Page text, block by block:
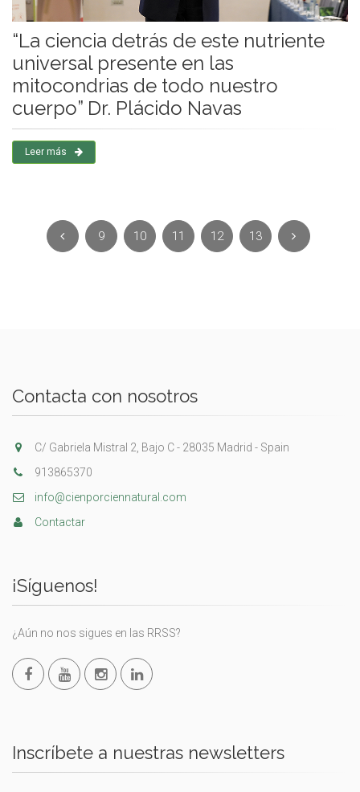
“La ciencia detrás de este nutriente
universal presente en las
mitocondrias de todo nuestro
cuerpo” Dr. Plácido Navas
Leer más
9 10 11 12 13
Contacta con nosotros
C/ Gabriela Mistral 2, Bajo C - 28035 Madrid - Spain
913865370
info@cienporciennatural.com
Contactar
¡Síguenos!
¿Aún no nos sigues en las RRSS?
Inscríbete a nuestras newsletters